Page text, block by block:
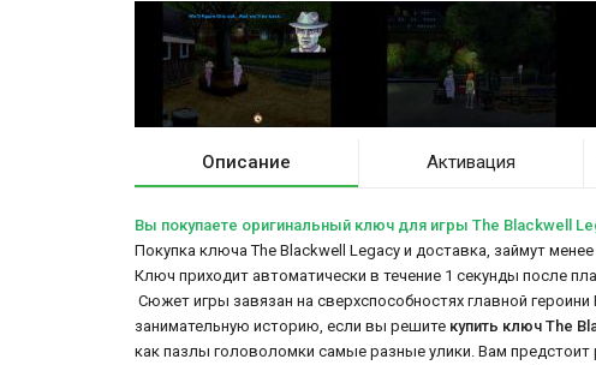
Описание Активация
Вы покупаете оригинальный ключ для игры The Blackwell
Покупка ключа The Blackwell Legacy и доставка, займут
Ключ приходит автоматически в течение 1 секунды после
Сюжет игры завязан на сверхспособностях главной
занимательную историю, если вы решите купить ключ ​The
как пазлы головоломки самые разные улики. Вам предстоит